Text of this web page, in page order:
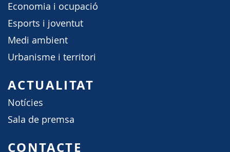
Economia i ocupació
Esports i joventut
Medi ambient
Urbanisme i territori
ACTUALITAT
Notícies
Sala de premsa
CONTACTE